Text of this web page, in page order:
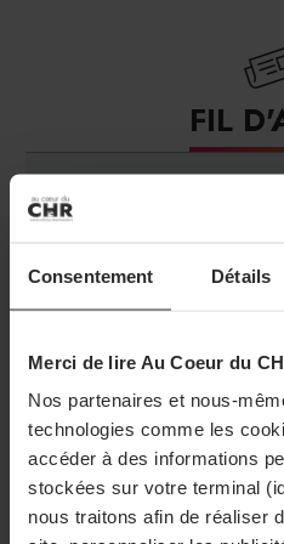
Consentement Détails
Merci de lire Au Coeur du
Nos partenaires et nous-
technologies comme les
accéder à des informations
stockées sur votre terminal
nous traitons afin de réaliser
FIL
31/07/
Au cœur du CHR en
31/07/
Le Château Sainte-
Marché »